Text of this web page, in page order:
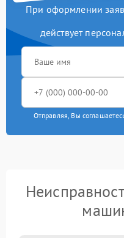
При оформлении
действует
Отправляя, Вы